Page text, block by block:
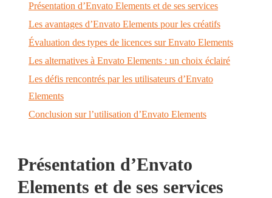
Présentation d’Envato Elements et de ses services
Les avantages d’Envato Elements pour les créatifs
Évaluation des types de licences sur Envato Elements
Les alternatives à Envato Elements : un choix éclairé
Les défis rencontrés par les utilisateurs d’Envato
Elements
Conclusion sur l’utilisation d’Envato Elements
Présentation d’Envato
Elements et de ses services